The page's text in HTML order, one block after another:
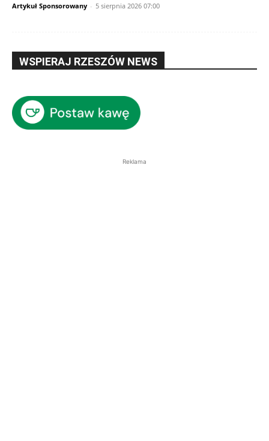
Artykuł Sponsorowany - 5 sierpnia 2026 07:00
WSPIERAJ RZESZÓW NEWS
Reklama